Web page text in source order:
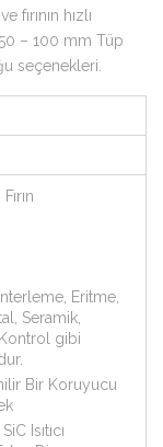
hızlı
50 – 100 mm Tüp
seçenekleri.
Eritme,
Seramik,
gibi
Bir Koruyucu
Isıtıcı